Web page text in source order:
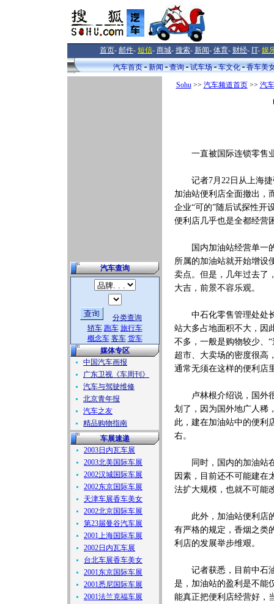
首页- 邮件- 短信- 商城- 搜索- 新闻- 体育- 财经- IT- 娱
汽车首页
新闻 查询 试车场 车文化 香车美
汽车查询
分类查询
轿车 跑车 旅行车
概念车 客车 货车
媒体专区
中国汽车画报
广东卫视《车周刊》
汽车与驾驶维修
北京青年报
汽车之友
精品购物指南
车展速递
2003日内瓦车展
2003北美国际车展
2002汉城国际车展
2002东京国际车展
天津车展香车美女
2002北京国际车展
第23届曼谷汽车展
2001上海国际车展
2002日内瓦车展
台北车展香车美女
2001东京国际车展
2001悉尼国际车展
2001法兰克福车展
Sohu>> 汽车频道首页>> 汽
一直被国际连锁零售业
记者7月22日从上海捷
加油站便利店全面撤出，
企业“可的”随后试探性开
便利店几乎也是全都经营
国内加油站经营单一的
所属的加油站就开始增设
卖点。但是，几年过去了
大吉，前景不容乐观。
中石化零售管理处处长
站大多占地面积不大，因
不多，一般是购物较少、
超市、大卖场的密度很高
通常无须在这样的便利店
卢林根介绍说，国外很
划了，因为国外地广人稀
此，建在加油站中的便利
右。
同时，国内的加油站在
因素，目前还不可能建在
法扩大规模，也就不可能
此外，加油站便利店的
有严格的规定，香烟之类
利店的发展举步维艰。
记者获悉，目前中石油
是，加油站的盈利是不能
能真正把便利店经营好，